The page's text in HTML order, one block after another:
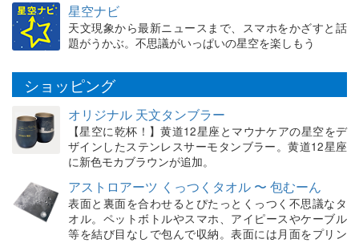
星空ナビ
天文現象から最新ニュースまで、スマホをかざすと話
題がうかぶ。不思議がいっぱいの星空を楽しもう
ショッピング
オリジナル 天文タンブラー
【星空に乾杯！】黄道12星座とマウナケアの星空をデ
ザインしたステンレスサーモタンブラー。黄道12星座
に新色モカブラウンが追加。
アストロアーツ くっつくタオル 〜 包むーん
表面と裏面を合わせるとぴたっとくっつく不思議なタ
オル。ペットボトルやスマホ、アイピースやケーブル
等を結び目なしで包んで収納。表面には月面をプリン